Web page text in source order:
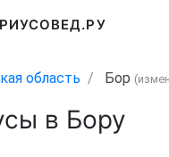
область Бор
в Бору